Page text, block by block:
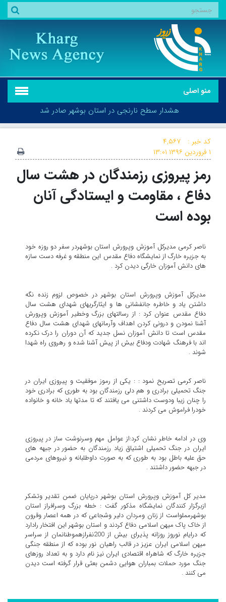
منو اصلی
هشدار سطح نارنجی در استان بوشهر صادر شد
هشدار سطح نارنجی در استان بوشهر صادر شد
کد خبر :
۴,۵۶۷
۱ فروردین ۱۳۹۶
۱۳:۰۱
رمز پیروزی رزمندگان در هشت سال
دفاع ، مقاومت و ایستادگی آنان
بوده است
ناصر کرمی مدیرکل آموزش وپرورش استان بوشهردر سفر دو روزه خود
به جزیره خارگ از نمایشگاه دفاع مقدس این منطقه و غرفه دست سازه
های دانش آموزان خارگی دیدن کرد .
مدیرکل آموزش وپرورش استان بوشهر در خصوص لزوم زنده نگه
داشتن یاد و خاطره جانفشانی ها و ایثارگریهای شهدای هشت سال
دفاع مقدس عنوان کرد : از رسالتهای بزرگ وخطیر آموزش وپرورش
آشنا نمودن و درونی کردن اهداف وآرمانهای شهدای هشت سال دفاع
مقدس است تا دانش آموزان نسل جدید که آن دوران را درک نکرده
اند با فرهنگ شهادت ودفاع بیش از پیش آشنا شده و رهروی راه شهدا
شوند .
ناصر کرمی تصریح نمود : : یکی از رموز موفقیت و پیروزی ایران در
جنگ تحمیلی برادری و هم دلی رزمندگان بود به طوری که برادری خود
را چنان زیبا ودوست داشتنی می یافتند که تا مدتها یاد خانه و خانواده
خودرا فراموش می کردند .
وی در ادامه خاطر نشان کرد:از عوامل مهم وسرنوشت ساز در پیروزی
ایران در جنگ تحمیلی اشتیاق زیاد رزمندگان به حضور در جبهه های
حق علیه باطل بود به طوری که به صورت داوطلبانه و نیروهای مردمی
در جبهه حضور داشتند .
مدیر کل آموزش وپرورش استان بوشهر درپایان ضمن تقدیر وتشکر
ازبرگزار کنندگان نمایشگاه مذکور گفت : خطه بزرگ وسرافراز استان
بوشهرمملواست از زنان ومردان دلیر وشجاعی که در همه اعصار وقرون
از خاک پاک میهن اسلامی دفاع کردند و استان بوشهر این افتخار رادارد
که درایام نوروز روزانه پذیرای بیش از 200نفرازهموطنانمان از سراسر
میهن اسلامی ایران عزیز در قالب راهیان نور بوده که از منطقه جنگی
جزیره خارگ که شاهراه اقتصادی ایران نیز نام دارد و به تعداد روزهای
جنگ مورد حملات بمباران هوایی دشمن بعثی قرار گرفته است دیدن
می کنند .